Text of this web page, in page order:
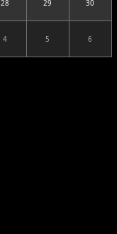
282026.08.28 292026.08.29 30
42026.09.04 52026.09.05 6